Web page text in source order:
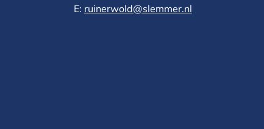
E: ruinerwold@slemmer.nl